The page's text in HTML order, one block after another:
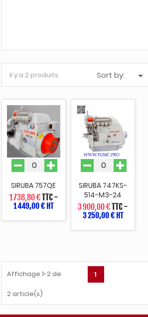
Il y a 2 produits. Sort by: 
SIRUBA 757QE
1 738,80 €TTC-
1 449,00 € HT
SIRUBA 747KS-
514-M3-24
3 900,00 €TTC-
3 250,00 € HT
Affichage 1-2 de
2 article(s)
1